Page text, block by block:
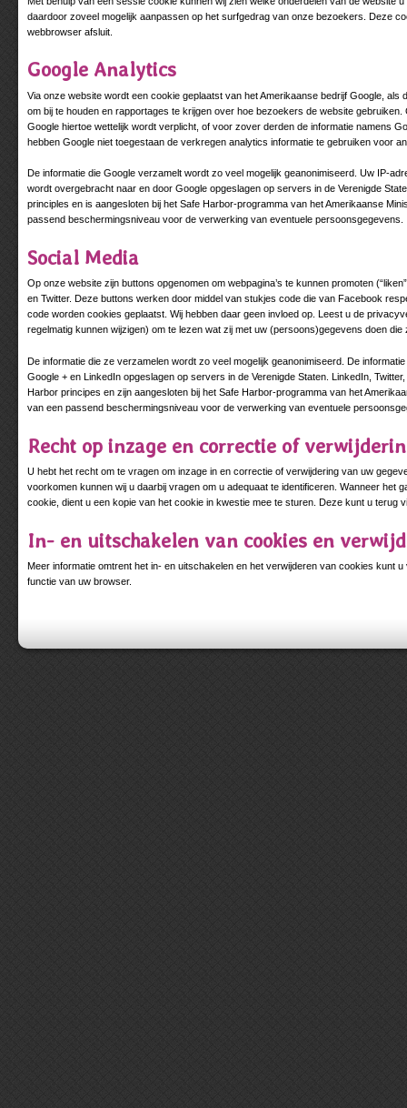
daardoor zoveel mogelijk aanpassen op het surfgedrag van onze bezoekers. Deze
webbrowser afsluit.
Google Analytics
Via onze website wordt een cookie geplaatst van het Amerikaanse bedrijf Google, als
om bij te houden en rapportages te krijgen over hoe bezoekers de website
Google hiertoe wettelijk wordt verplicht, of voor zover derden de informatie namens
hebben Google niet toegestaan de verkregen analytics informatie te gebruiken voor
De informatie die Google verzamelt wordt zo veel mogelijk geanonimiseerd. Uw IP-
wordt overgebracht naar en door Google opgeslagen op servers in de Verenigde
principles en is aangesloten bij het Safe Harbor-programma van het Amerikaanse
passend beschermingsniveau voor de verwerking van eventuele persoonsgegevens.
Social Media
Op onze website zijn buttons opgenomen om webpagina’s te kunnen promoten
en Twitter. Deze buttons werken door middel van stukjes code die van Facebook
code worden cookies geplaatst. Wij hebben daar geen invloed op. Leest u de
regelmatig kunnen wijzigen) om te lezen wat zij met uw (persoons)gegevens doen
De informatie die ze verzamelen wordt zo veel mogelijk geanonimiseerd. De
Google + en LinkedIn opgeslagen op servers in de Verenigde Staten. LinkedIn,
Harbor principes en zijn aangesloten bij het Safe Harbor-programma van het
van een passend beschermingsniveau voor de verwerking van eventuele
Recht op inzage en correctie of
U hebt het recht om te vragen om inzage in en correctie of verwijdering van uw
voorkomen kunnen wij u daarbij vragen om u adequaat te identificeren. Wanneer het
cookie, dient u een kopie van het cookie in kwestie mee te sturen. Deze kunt u terug
In- en uitschakelen van cookies en
Meer informatie omtrent het in- en uitschakelen en het verwijderen van cookies kunt
functie van uw browser.